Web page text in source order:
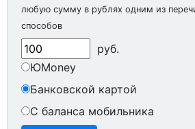
любую сумму в рублях одним из
способов
руб.
ЮMoney
Банковской картой
С баланса мобильника